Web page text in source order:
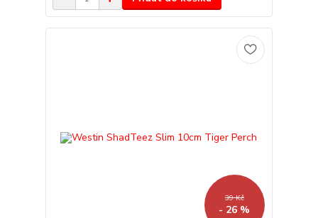
39 Kč
- 26 %